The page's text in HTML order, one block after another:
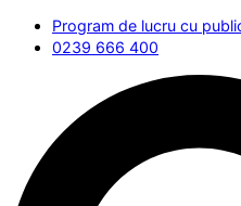
Program de lucru cu
0239 666 400